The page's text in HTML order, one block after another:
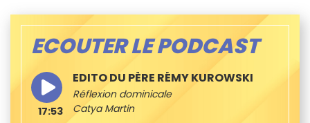
ECOUTER LE PODCAST
EDITO DU PÈRE RÉMY KUROWSKI
Réflexion dominicale
Catya Martin
17:53